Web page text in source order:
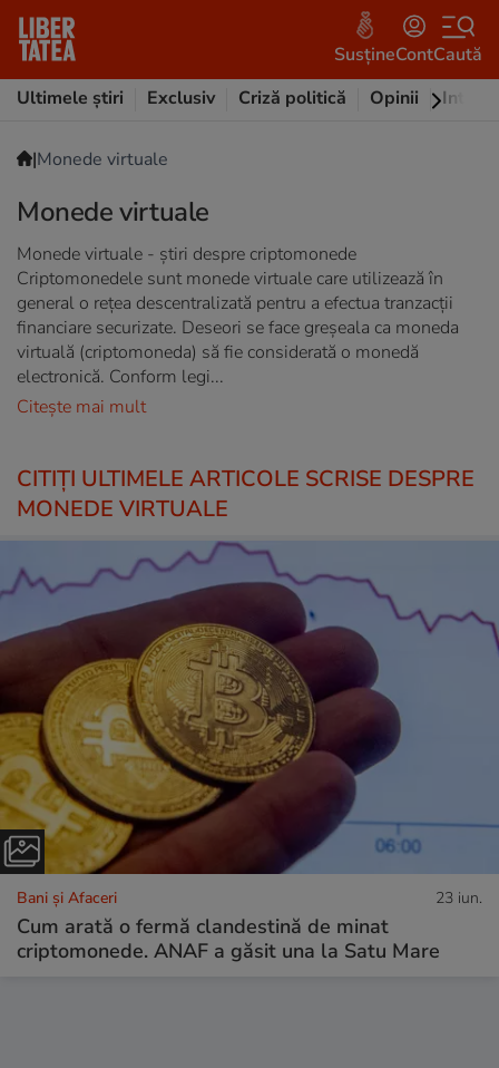
SusțineContCaută
Ultimele știri
Exclusiv Criză politică Opinii
|Monede virtuale
Monede virtuale
Monede virtuale - știri despre criptomonede
Criptomonedele sunt monede virtuale care utilizează în
general o rețea descentralizată pentru a efectua tranzacții
financiare securizate. Deseori se face greșeala ca moneda
virtuală (criptomoneda) să fie considerată o monedă
electronică. Conform legi...
Citește mai mult
CITIȚI ULTIMELE ARTICOLE SCRISE DESPRE
MONEDE VIRTUALE
Bani și Afaceri 23 iun.
Cum arată o fermă clandestină de minat
criptomonede. ANAF a găsit una la Satu Mare